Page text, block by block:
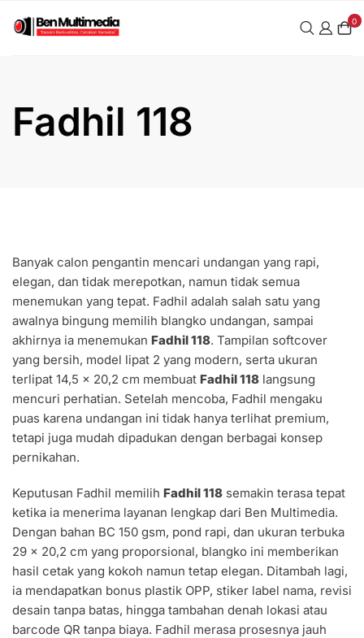
0
Fadhil 118
Banyak calon pengantin mencari undangan yang rapi,
elegan, dan tidak merepotkan, namun tidak semua
menemukan yang tepat. Fadhil adalah salah satu yang
awalnya bingung memilih blangko undangan, sampai
akhirnya ia menemukan Fadhil 118. Tampilan softcover
yang bersih, model lipat 2 yang modern, serta ukuran
terlipat 14,5 x 20,2 cm membuat Fadhil 118 langsung
mencuri perhatian. Setelah mencoba, Fadhil mengaku
puas karena undangan ini tidak hanya terlihat premium,
tetapi juga mudah dipadukan dengan berbagai konsep
pernikahan.
Keputusan Fadhil memilih Fadhil 118 semakin terasa tepat
ketika ia menerima layanan lengkap dari Ben Multimedia.
Dengan bahan BC 150 gsm, pond rapi, dan ukuran terbuka
29 x 20,2 cm yang proporsional, blangko ini memberikan
hasil cetak yang kokoh namun tetap elegan. Ditambah lagi,
ia mendapatkan bonus plastik OPP, stiker label nama, revisi
desain tanpa batas, hingga tambahan denah lokasi atau
barcode QR tanpa biaya. Fadhil merasa prosesnya jauh